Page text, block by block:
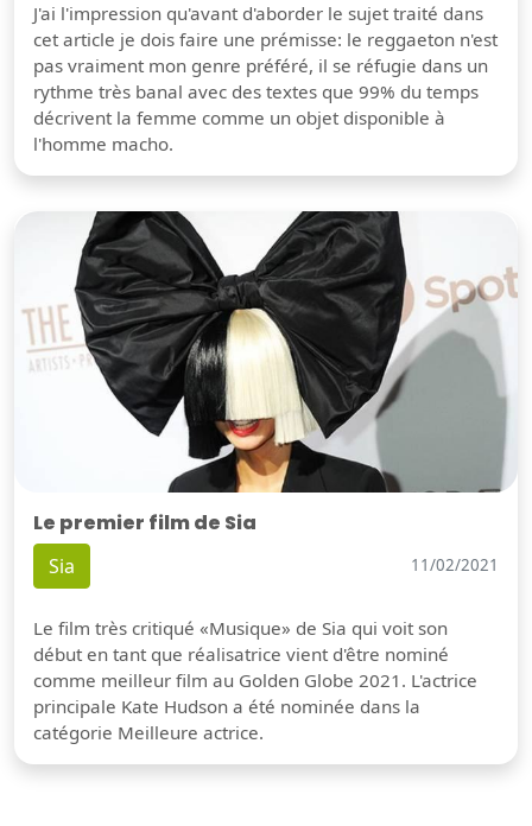
J'ai l'impression qu'avant d'aborder le sujet traité dans
cet article je dois faire une prémisse: le reggaeton n'est
pas vraiment mon genre préféré, il se réfugie dans un
rythme très banal avec des textes que 99% du temps
décrivent la femme comme un objet disponible à
l'homme macho.
Le premier film de Sia
Sia 11/02/2021
Le film très critiqué «Musique» de Sia qui voit son
début en tant que réalisatrice vient d'être nominé
comme meilleur film au Golden Globe 2021. L'actrice
principale Kate Hudson a été nominée dans la
catégorie Meilleure actrice.